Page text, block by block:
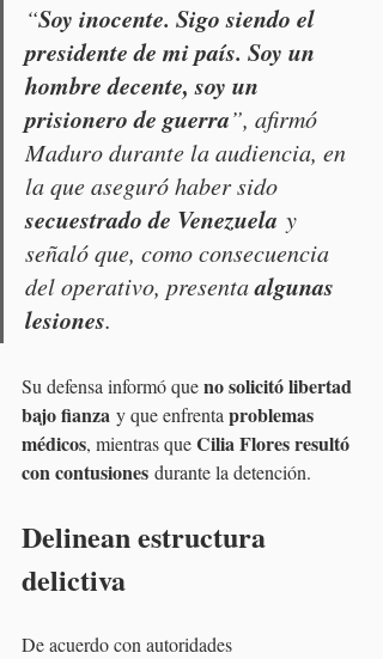
“Soy inocente. Sigo siendo el
presidente de mi país. Soy un
hombre decente, soy un
prisionero de guerra”, afirmó
Maduro durante la audiencia, en
la que aseguró haber sido
secuestrado de Venezuela y
señaló que, como consecuencia
del operativo, presenta algunas
lesiones.
Su defensa informó que no solicitó libertad
bajo fianza y que enfrenta problemas
médicos, mientras que Cilia Flores resultó
con contusiones durante la detención.
Delinean estructura
delictiva
De acuerdo con autoridades